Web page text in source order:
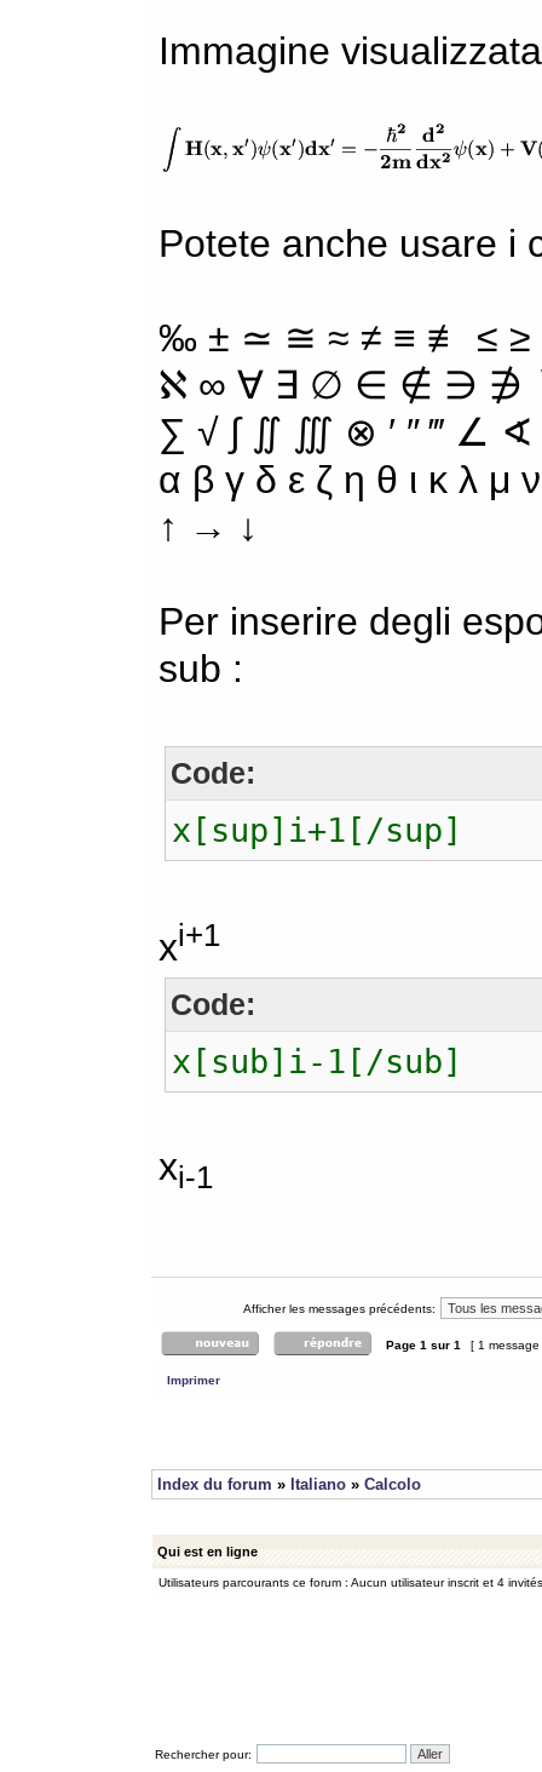
Immagine
Potete anche usare i
‰ ± ≃ ≅ ≈ ≠ ≡ ≢ ≤
ℵ ∞ ∀ ∃ ∅ ∈ ∉ ∋ ∌
∑ √ ∫ ∬ ∭ ⊗ ′ ″ ‴ ∠
α β γ δ ε ζ η θ ι κ λ
↑ → ↓
Per inserire degli
sub :
Code:
x[sup]i+1[/sup]
xi+1
Code:
x[sub]i-1[/sub]
xi-1
Afficher les messages précédents:
Page 1 sur 1 [ 1
Imprimer
Index du forum » Italiano » Calcolo
Qui est en ligne
Utilisateurs parcourants ce forum : Aucun utilisateur inscrit et 4 invités
Rechercher pour: